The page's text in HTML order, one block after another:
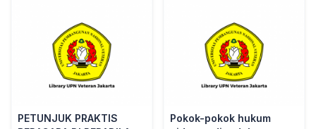
PETUNJUK PRAKTIS
Pokok-pokok hukum